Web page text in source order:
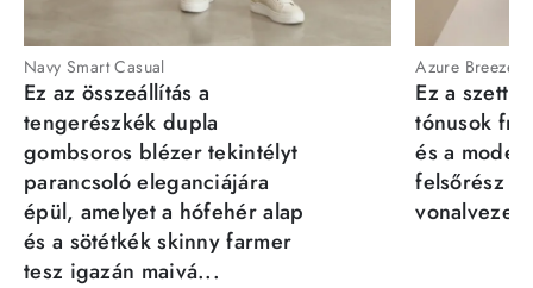
Navy Smart Casual
Ez az összeállítás a
tengerészkék dupla
gombsoros blézer tekintélyt
parancsoló eleganciájára
épül, amelyet a hófehér alap
és a sötétkék skinny farmer
tesz igazán maivá...
Azure Breeze
Ez a szett
tónusok
és a
felsőrész